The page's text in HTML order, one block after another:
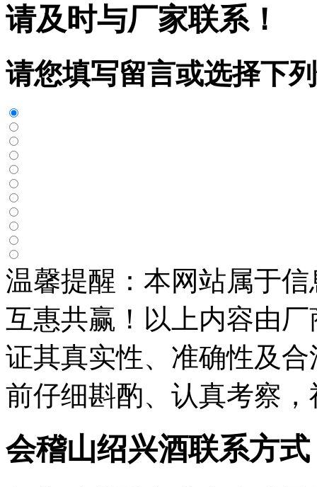
请及时与厂家联系！
请您填写留言或选择下
温馨提醒：本网站属于
互惠共赢！以上内容由
证其真实性、准确性及
前仔细斟酌、认真考察
会稽山绍兴酒联系方式